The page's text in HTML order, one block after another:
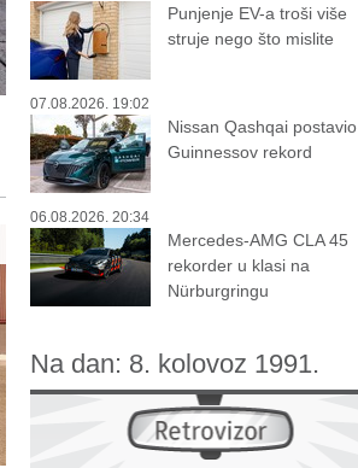
Punjenje EV-a troši više
struje nego što mislite
07.08.2026. 19:02
Nissan Qashqai postavio
Guinnessov rekord
06.08.2026. 20:34
Mercedes-AMG CLA 45
rekorder u klasi na
Nürburgringu
Na dan: 8. kolovoz 1991.